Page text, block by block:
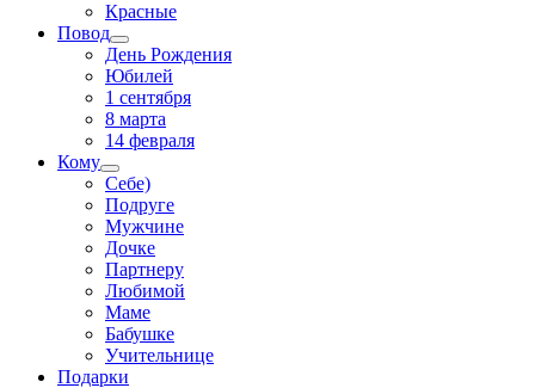
Красные
Повод
День Рождения
Юбилей
1 сентября
8 марта
14 февраля
Кому
Себе)
Подруге
Мужчине
Дочке
Партнеру
Любимой
Маме
Бабушке
Учительнице
Подарки